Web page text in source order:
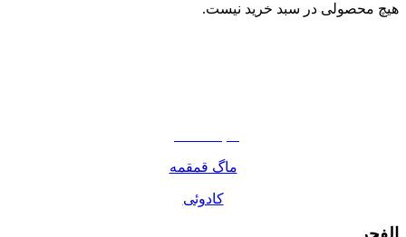
هیچ محصولی در سبد خرید نیست.
ماگ قمقمه
کادوئی